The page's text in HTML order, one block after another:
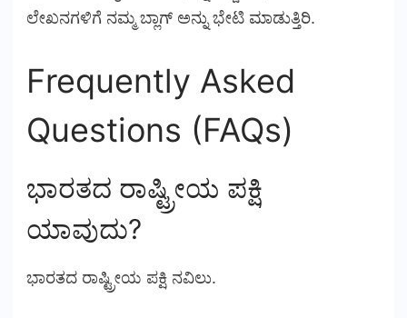
ಲೇಖನಗಳಿಗೆ ನಮ್ಮ ಬ್ಲಾಗ್ ಅನ್ನು ಭೇಟಿ ಮಾಡುತ್ತಿರಿ.
Frequently Asked
Questions (FAQs)
ಭಾರತದ ರಾಷ್ಟ್ರೀಯ ಪಕ್ಷಿ
ಯಾವುದು?
ಭಾರತದ ರಾಷ್ಟ್ರೀಯ ಪಕ್ಷಿ ನವಿಲು.